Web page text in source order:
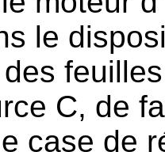
le
C, de
case de